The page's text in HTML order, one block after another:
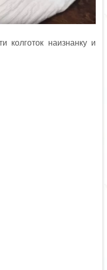
колготок наизнанку и